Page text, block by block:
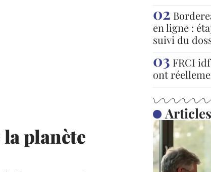
la planète
en ligne :
suivi du
FRCI
ont